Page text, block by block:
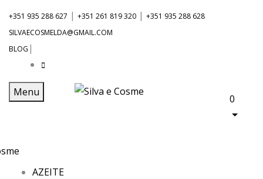
+351 935 288 627 | +351 261 819 320 | +351 935 288 628
SILVAECOSMELDA@GMAIL.COM
BLOG |
Menu
0
AZEITE